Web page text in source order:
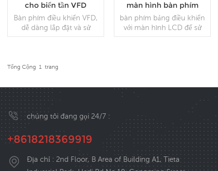
cho biến tần VFD
Bàn phím điều khiển VFD,
dễ dàng lắp đặt và sử
dụng. Với nhiều đầu vào và
thông qua mô-đun VFD
màn hình bàn phím
VFD Sê-ri CT120G
bàn phím bảng điều khiển
với màn hình LCD để sử
dụng VFD cục bộ hoặc từ
Tổng Cộng 1 Trang
chúng tôi đang gọi 24/7 :
+8618218369919
Địa chỉ : 2nd Floor, B Area of Building A1, Tieta